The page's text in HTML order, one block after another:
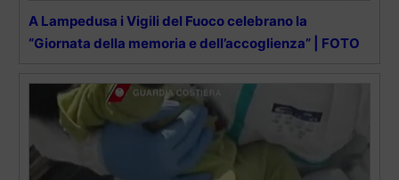
A Lampedusa i Vigili del Fuoco celebrano la
“Giornata della memoria e dell’accoglienza” | FOTO